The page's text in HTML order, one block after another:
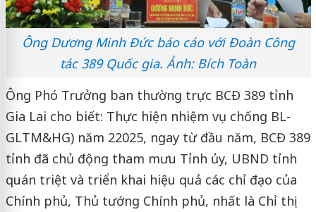
Ông Dương Minh Đức báo cáo với Đoàn Công
tác 389 Quốc gia. Ảnh: Bích Toàn
Ông Phó Trưởng ban thường trực BCĐ 389 tỉnh
Gia Lai cho biết: Thực hiện nhiệm vụ chống BL-
GLTM&HG) năm 22025, ngay từ đầu năm, BCĐ 389
tỉnh đã chủ động tham mưu Tỉnh ủy, UBND tỉnh
quán triệt và triển khai hiệu quả các chỉ đạo của
Chính phủ, Thủ tướng Chính phủ, nhất là Chỉ thị